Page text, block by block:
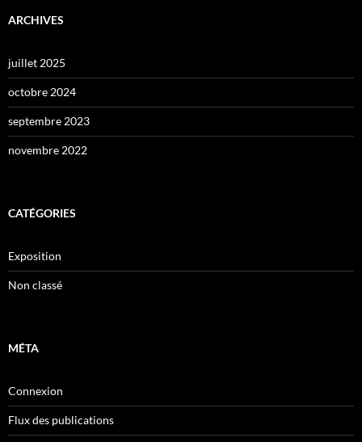
ARCHIVES
juillet 2025
octobre 2024
septembre 2023
novembre 2022
CATÉGORIES
Exposition
Non classé
MÉTA
Connexion
Flux des publications